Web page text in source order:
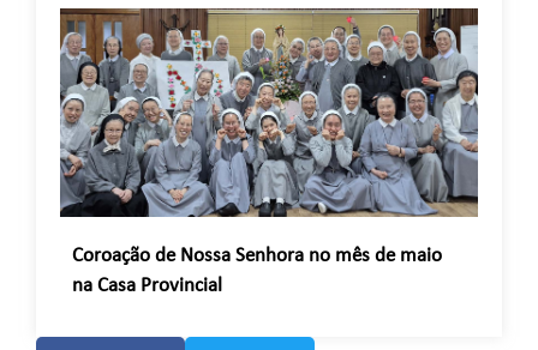
Coroação de Nossa Senhora no mês de maio
na Casa Provincial